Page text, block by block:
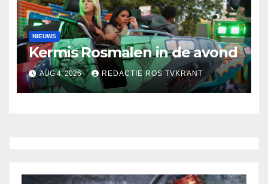
NIEUWS
Kermis Rosmalen in de avond
AUG 4, 2026 REDACTIE ROS TVKRANT